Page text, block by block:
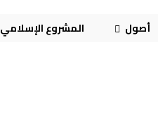
أصول المشروع الإسلامي